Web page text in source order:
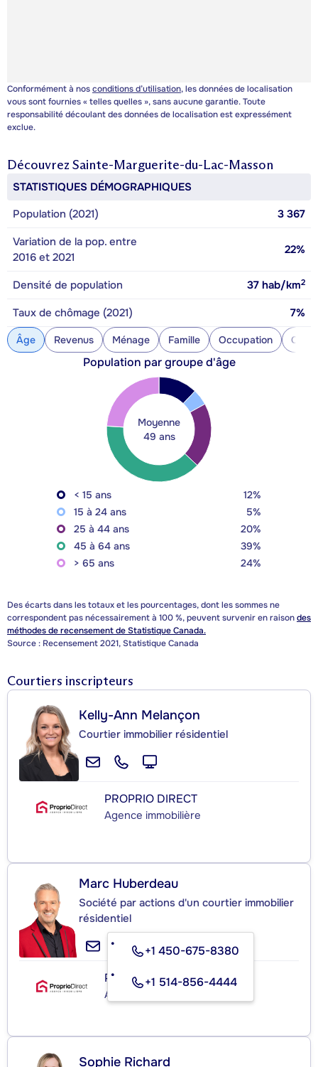
Conformément à nosconditions d’utilisation, les données de localisation
vous sont fournies « telles quelles », sans aucune garantie. Toute
responsabilité découlant des données de localisation est expressément
exclue.
Découvrez Sainte-Marguerite-du-Lac-Masson
STATISTIQUES DÉMOGRAPHIQUES
Population (2021)
3 367
Variation de la pop. entre
2016 et 2021
22%
Densité de population 37 hab/km2
Taux de chômage (2021) 7%
Âge Revenus Ménage Famille Occupation
Population par groupe d'âge
Moyenne
49 ans
< 15 ans
12%
15 à 24 ans
5%
25 à 44 ans
20%
45 à 64 ans
39%
> 65 ans
24%
Des écarts dans les totaux et les pourcentages, dont les sommes ne
correspondent pas nécessairement à 100 %, peuvent survenir en raisondes
méthodes de recensement de Statistique Canada.
Source : Recensement 2021, Statistique Canada
Courtiers inscripteurs
Kelly-Ann Melançon
Courtier immobilier résidentiel
PROPRIO DIRECT
Agence immobilière
Marc Huberdeau
Société par actions d'un courtier immobilier
résidentiel
+1 450-675-8380
+1 514-856-4444
PROPRIO DIRECT
Agence immobilière
Sophie Richard